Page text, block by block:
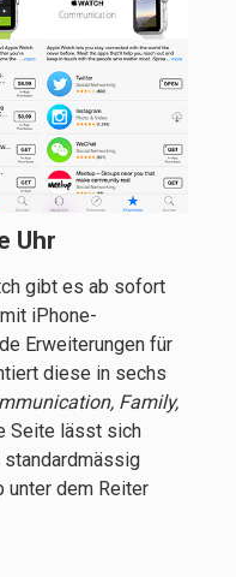
Uhr
gibt es ab sofort
iPhone-
Erweiterungen für
diese in sechs
Family,
Seite lässt sich
standardmässig
unter dem Reiter